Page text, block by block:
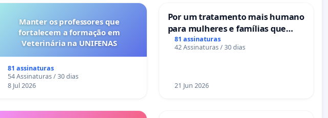
Manter os professores que
fortalecem a formação em
Veterinária na UNIFENAS
81 assinaturas
54 Assinaturas / 30 dias
8 Jul 2026
Por um tratamento mais humano
para mulheres e famílias que
sofrem uma perda gestacional
nos hospitais portugueses
81 assinaturas
42 Assinaturas / 30 dias
21 Jun 2026